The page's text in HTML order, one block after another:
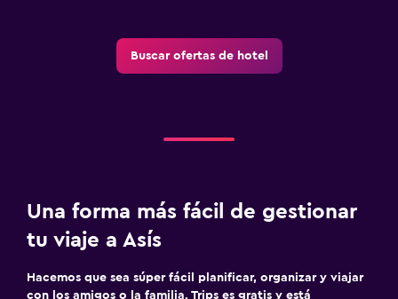
Buscar ofertas de hotel
Una forma más fácil de gestionar
tu viaje a Asís
Hacemos que sea súper fácil planificar, organizar y viajar
con los amigos o la familia. Trips es gratis y está